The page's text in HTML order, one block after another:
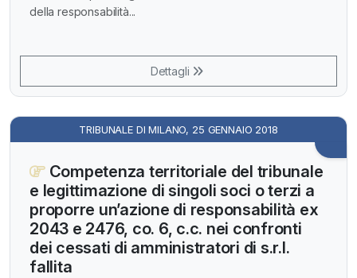
della responsabilità...
Dettagli
TRIBUNALE DI MILANO, 25 GENNAIO 2018
Competenza territoriale del tribunale
e legittimazione di singoli soci o terzi a
proporre un’azione di responsabilità ex
2043 e 2476, co. 6, c.c. nei confronti
dei cessati di amministratori di s.r.l.
fallita